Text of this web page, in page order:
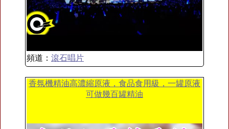
頻道： 滾石唱片
香氛機精油高濃縮原液，食品食用級，一罐原液
可做幾百罐精油